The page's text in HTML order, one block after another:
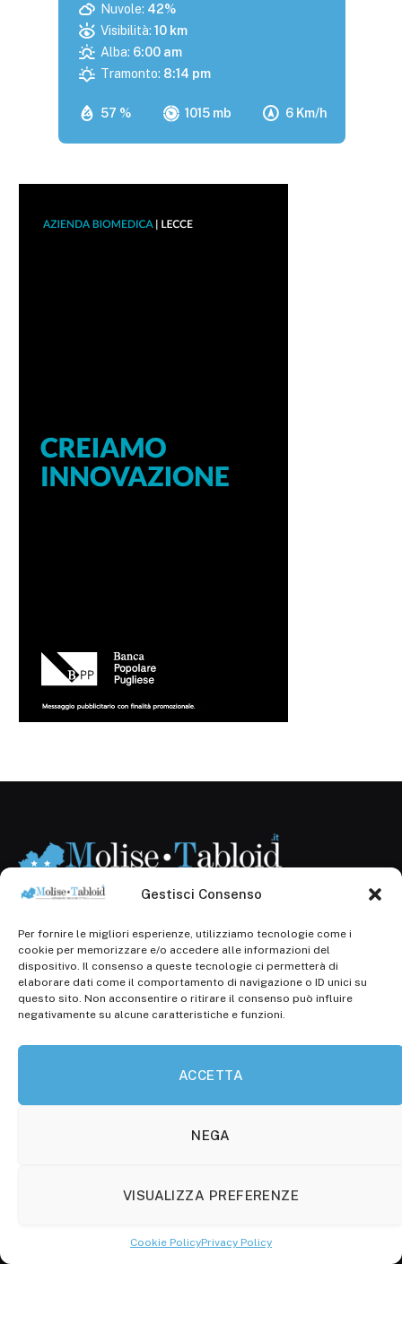
Gestisci Consenso
Per fornire le migliori esperienze, utilizziamo tecnologie come i
cookie per memorizzare e/o accedere alle informazioni del
dispositivo. Il consenso a queste tecnologie ci permetterà di
elaborare dati come il comportamento di navigazione o ID unici su
questo sito. Non acconsentire o ritirare il consenso può influire
negativamente su alcune caratteristiche e funzioni.
ACCETTA
NEGA
VISUALIZZA PREFERENZE
Cookie PolicyPrivacy Policy
57 % 1015 mb 6 Km/h
Nuvole: 42%
Visibilità: 10 km
Alba: 6:00 am
Tramonto: 8:14 pm
Registr. presso il Tribunale di Campobasso: 3/2013 del
14.11.2013, Cron. 1254
Roc: iscrizione n° 25549 (Prot. 1138/com/15 del
30.04.2015)
P.Iva: 01707150700